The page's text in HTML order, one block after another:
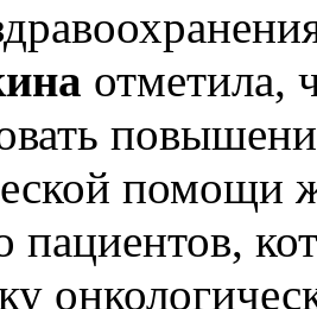
отметила,
помощи
пациентов,